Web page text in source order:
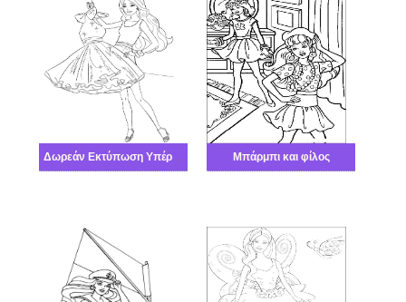
Δωρεάν Εκτύπωση Υπέροχη Μπάρμπι Μπάρμπι και φίλος